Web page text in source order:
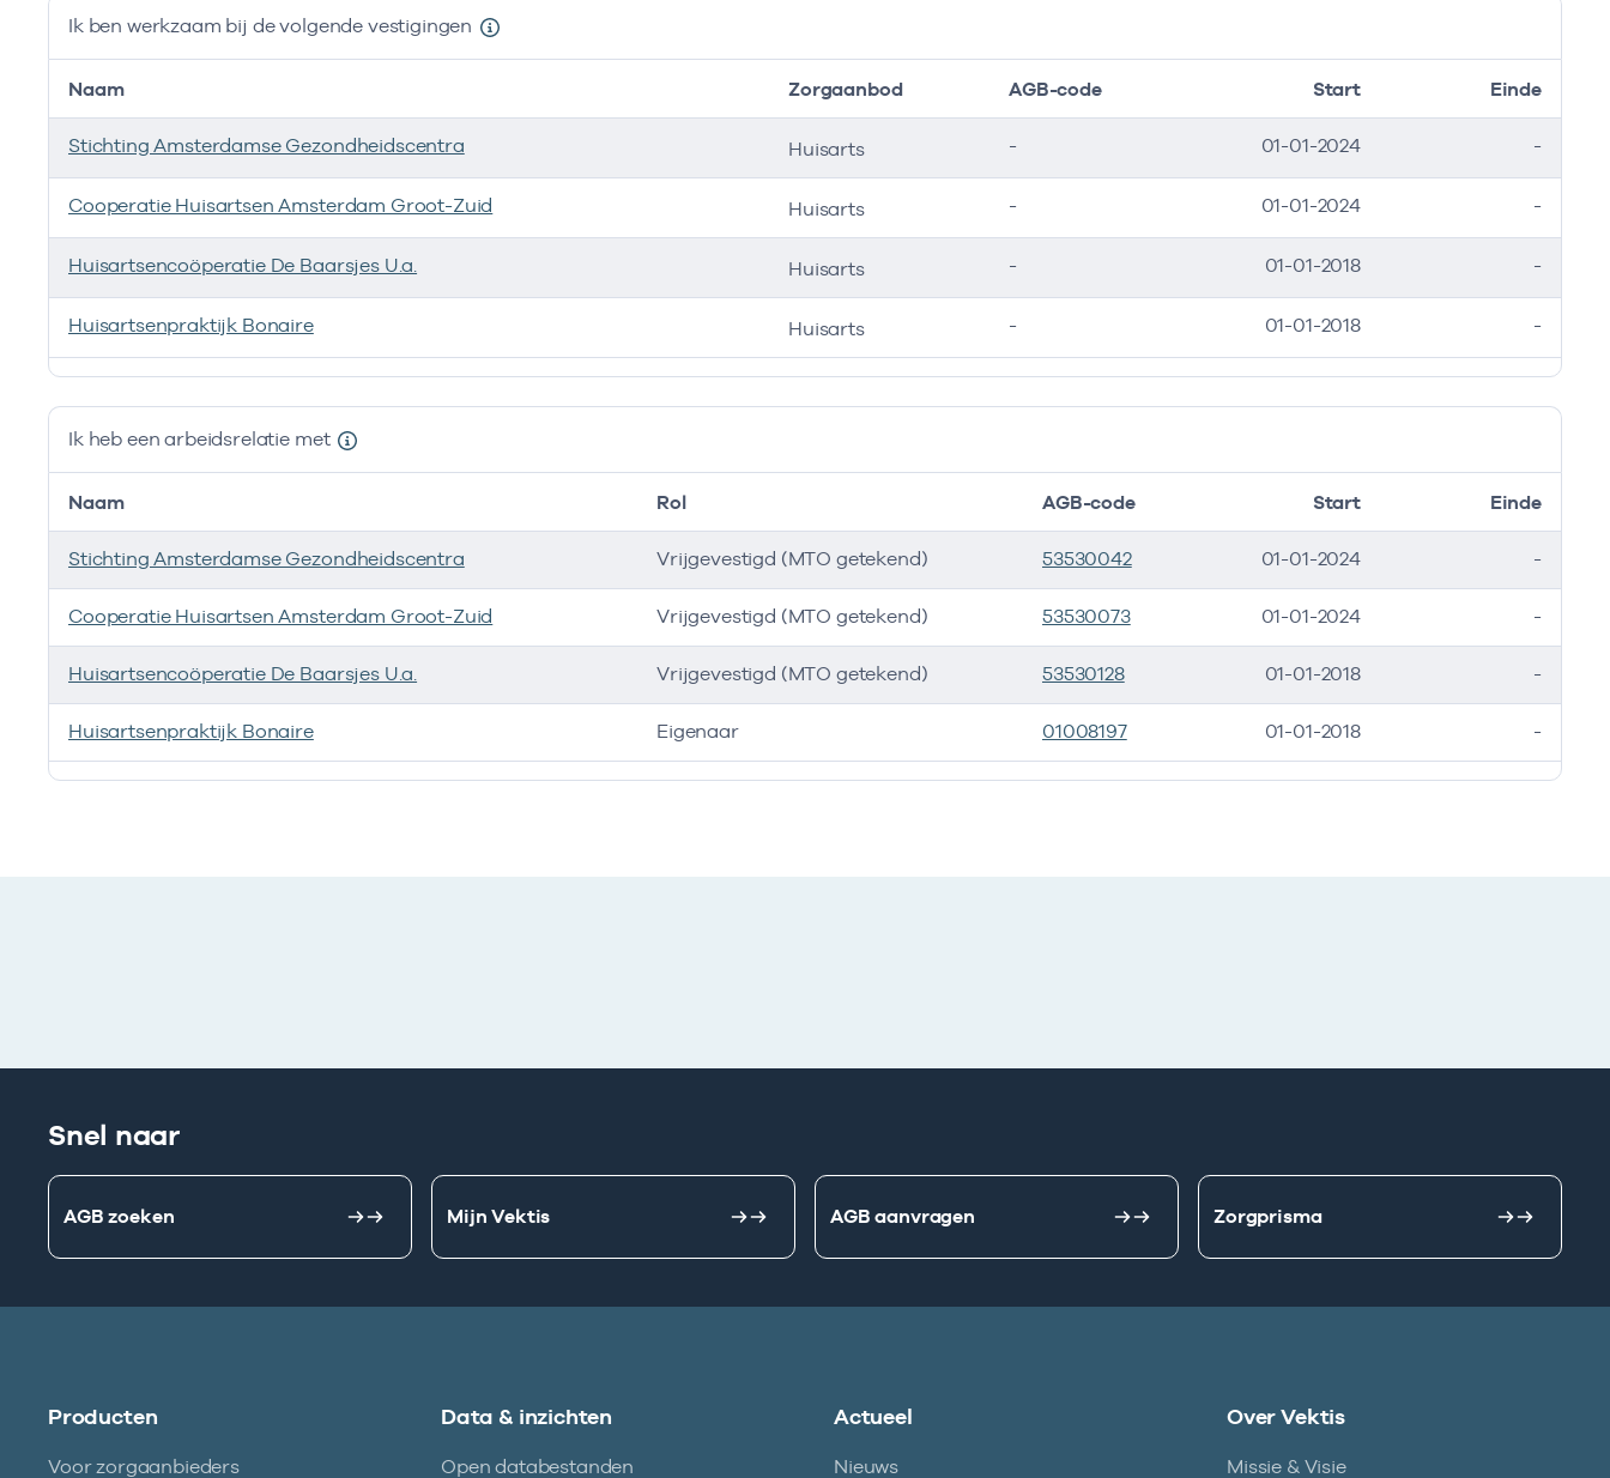
Ik ben werkzaam bij de volgende vestigingen
Ik ben werkzaam bij de volgende vestigingen
Naam Zorgaanbod AGB-code Start Einde
Stichting Amsterdamse Gezondheidscentra Huisarts - 01-01-2024 -
Cooperatie Huisartsen Amsterdam Groot-Zuid Huisarts - 01-01-2024 -
Huisartsencoöperatie De Baarsjes U.a. Huisarts - 01-01-2018 -
Huisartsenpraktijk Bonaire Huisarts - 01-01-2018 -
Ik heb een arbeidsrelatie met
Ik heb een arbeidsrelatie met
Naam Rol AGB-code Start Einde
Stichting Amsterdamse Gezondheidscentra Vrijgevestigd (MTO getekend) 53530042 01-01-2024 -
Cooperatie Huisartsen Amsterdam Groot-Zuid Vrijgevestigd (MTO getekend) 53530073 01-01-2024 -
Huisartsencoöperatie De Baarsjes U.a. Vrijgevestigd (MTO getekend) 53530128 01-01-2018 -
Huisartsenpraktijk Bonaire Eigenaar 01008197 01-01-2018 -
Snel naar
AGB zoeken Mijn Vektis AGB aanvragen Zorgprisma
Producten
Voor zorgaanbieders
Data & inzichten
Open databestanden
Actueel
Nieuws
Over Vektis
Missie & Visie